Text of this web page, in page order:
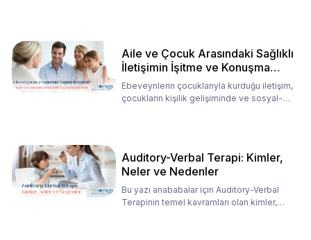
Aile ve Çocuk Arasındaki Sağlıklı
İletişimin İşitme ve Konuşma
Rehabilitasyonundaki Rolü
Ebeveynlerin çocuklarıyla kurduğu iletişim,
çocukların kişilik gelişiminde ve sosyal-
Auditory-Verbal Terapi: Kimler,
Neler ve Nedenler
Bu yazı anababalar için Auditory-Verbal
Terapinin temel kavramları olan kimler,